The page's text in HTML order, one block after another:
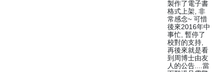
製作了電子書
格式上架, 非
常感念~ 可惜
後來2016年中
事忙, 暫停了
校對的支持,
再後來就是看
到周博士由友
人的公告....當